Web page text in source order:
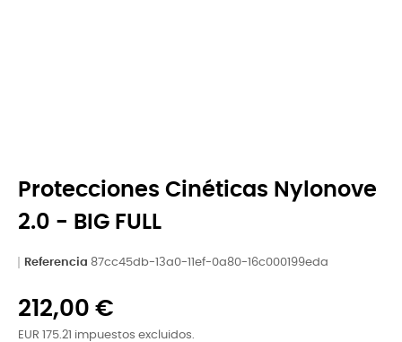
Protecciones Cinéticas Nylonove
2.0 - BIG FULL
Referencia 87cc45db-13a0-11ef-0a80-16c000199eda
212,00 €
EUR 175.21 impuestos excluidos.